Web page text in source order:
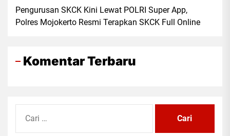
Pengurusan SKCK Kini Lewat POLRI Super App,
Polres Mojokerto Resmi Terapkan SKCK Full Online
Komentar Terbaru
untuk: